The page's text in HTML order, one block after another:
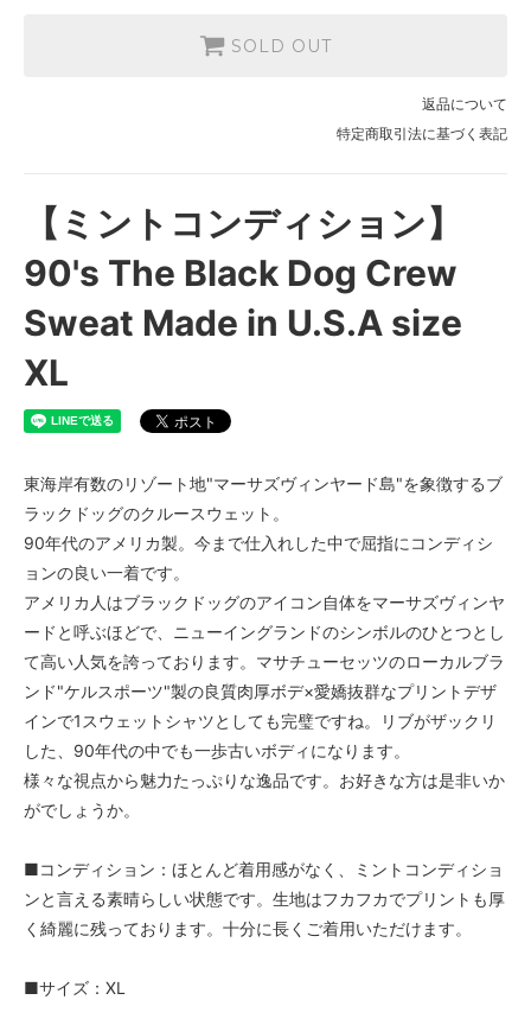
SOLD OUT
返品について
特定商取引法に基づく表記
【ミントコンディション】
90's The Black Dog Crew
Sweat Made in U.S.A size
XL
東海岸有数のリゾート地"マーサズヴィンヤード島"を象徴するブ
ラックドッグのクルースウェット。
90年代のアメリカ製。今まで仕入れした中で屈指にコンディシ
ョンの良い一着です。
アメリカ人はブラックドッグのアイコン自体をマーサズヴィンヤ
ードと呼ぶほどで、ニューイングランドのシンボルのひとつとし
て高い人気を誇っております。マサチューセッツのローカルブラ
ンド"ケルスポーツ"製の良質肉厚ボデ×愛嬌抜群なプリントデザ
インで1スウェットシャツとしても完璧ですね。リブがザックリ
した、90年代の中でも一歩古いボディになります。
様々な視点から魅力たっぷりな逸品です。お好きな方は是非いか
がでしょうか。
■コンディション：ほとんど着用感がなく、ミントコンディショ
ンと言える素晴らしい状態です。生地はフカフカでプリントも厚
く綺麗に残っております。十分に長くご着用いただけます。
■サイズ：XL